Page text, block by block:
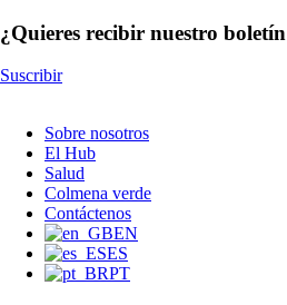
¿Quieres recibir nuestro
Suscribir
Sobre nosotros
El Hub
Salud
Colmena verde
Contáctenos
EN
ES
PT